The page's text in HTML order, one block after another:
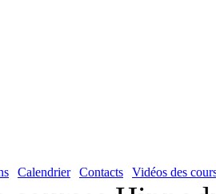
Calendrier Contacts Vidéos des